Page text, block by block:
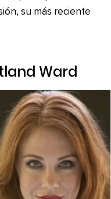
su más reciente
Ward